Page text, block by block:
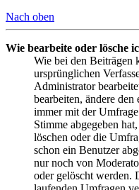
Nach oben
Wie bearbeite oder lösche
Wie bei den Beiträgen
ursprünglichen
Administrator
bearbeiten, ändere den
immer mit der
Stimme abgegeben
löschen oder die
schon ein Benutzer
nur noch von
oder gelöscht werden.